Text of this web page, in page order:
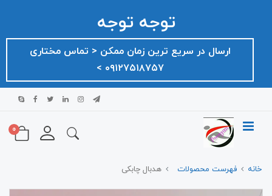
توجه توجه
ارسال در سریع ترین زمان ممکن ‌< تماس مختاری
۰۹۱۲۷۵۱۸۷۵۷ >
0
خانه فهرست محصولات هدبال چابکی